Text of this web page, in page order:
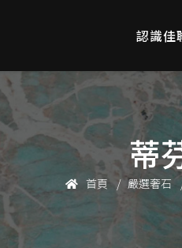
認識佳
蒂
首頁 嚴選奢石